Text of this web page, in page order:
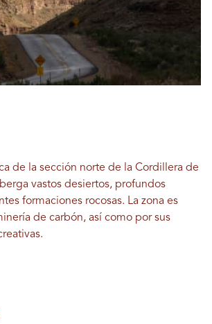
de la sección norte de la Cordillera de
vastos desiertos, profundos
formaciones rocosas. La zona es
de carbón, así como por sus